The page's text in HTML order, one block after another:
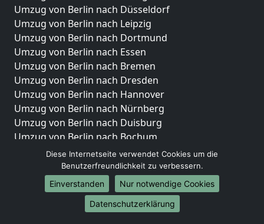
Umzug von Berlin nach Düsseldorf
Umzug von Berlin nach Leipzig
Umzug von Berlin nach Dortmund
Umzug von Berlin nach Essen
Umzug von Berlin nach Bremen
Umzug von Berlin nach Dresden
Umzug von Berlin nach Hannover
Umzug von Berlin nach Nürnberg
Umzug von Berlin nach Duisburg
Umzug von Berlin nach Bochum
Umzug von Berlin nach Wuppertal
Umzug von Berlin nach Bielefeld
Umzug von Berlin nach Bonn
Umzug von Berlin nach Münster
Internationale-Umzüge
Diese Internetseite verwendet Cookies um die
Benutzerfreundlichkeit zu verbessern.
Einverstanden
Nur notwendige Cookies
Datenschutzerklärung